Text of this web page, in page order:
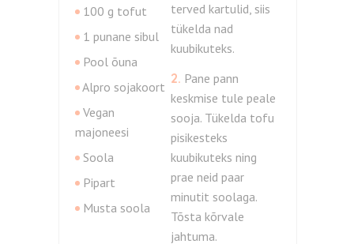
100 g tofut
1 punane sibul
Pool õuna
Alpro sojakoort
Vegan
majoneesi
Soola
Pipart
Musta soola
terved kartulid, siis
tükelda nad
kuubikuteks.
2. Pane pann
keskmise tule peale
sooja. Tükelda tofu
pisikesteks
kuubikuteks ning
prae neid paar
minutit soolaga.
Tõsta kõrvale
jahtuma.